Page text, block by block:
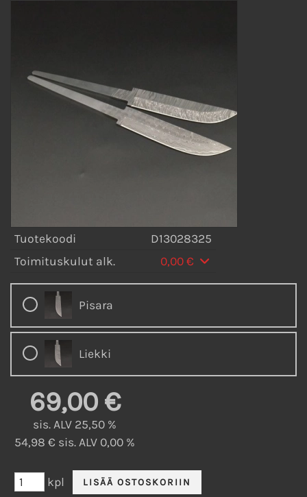
Tuotekoodi
D13028325
Toimituskulut alk.
0,00 €
Pisara
Liekki
69,00 €
sis. ALV 25,50 %
54,98 € sis. ALV 0,00 %
kpl